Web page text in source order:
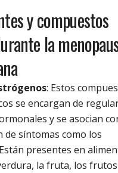
y compuestos
la
: Estos
se encargan de
y se asocian
de síntomas como los
presentes en
la fruta, los frutos